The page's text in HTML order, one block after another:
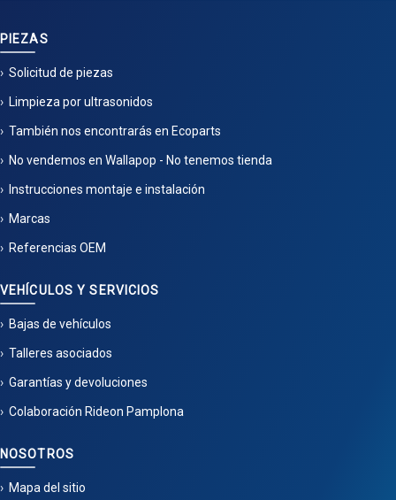
PIEZAS
Solicitud de piezas
Limpieza por ultrasonidos
También nos encontrarás en Ecoparts
No vendemos en Wallapop - No tenemos tienda
Instrucciones montaje e instalación
Marcas
Referencias OEM
VEHÍCULOS Y SERVICIOS
Bajas de vehículos
Talleres asociados
Garantías y devoluciones
Colaboración Rideon Pamplona
NOSOTROS
Mapa del sitio